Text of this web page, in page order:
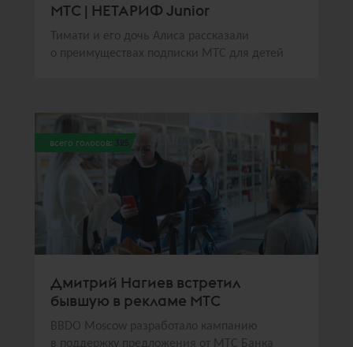
МТС | НЕТАРИФ Junior
Тимати и его дочь Алиса рассказали
о преимуществах подписки МТС для детей
всего голосов: 325
Дмитрий Нагиев встретил
бывшую в рекламе МТС
BBDO Moscow разработало кампанию
в поддержку предложения от МТС Банка